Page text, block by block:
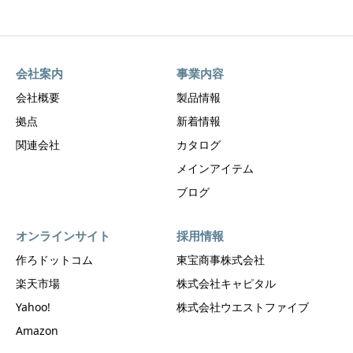
会社案内
会社概要
拠点
関連会社
事業内容
製品情報
新着情報
カタログ
メインアイテム
ブログ
オンラインサイト
作ろドットコム
楽天市場
Yahoo!
Amazon
採用情報
東宝商事株式会社
株式会社キャピタル
株式会社ウエストファイブ